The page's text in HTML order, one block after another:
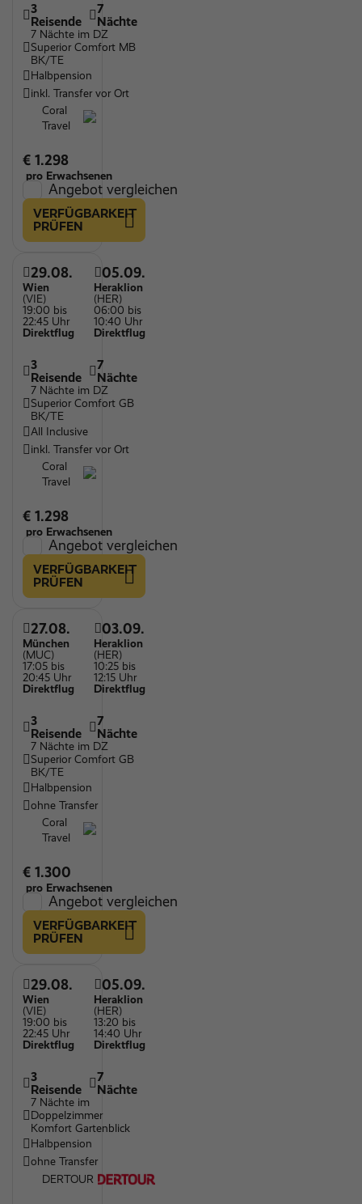
3
Reisende
7
Nächte
7 Nächte im DZ
Superior Comfort MB
BK/TE
Halbpension
inkl. Transfer vor Ort
Coral
Travel
€ 1.298
pro Erwachsenen
Angebot vergleichen
VERFÜGBARKEIT
PRÜFEN
29.08.
Wien
(VIE)
19:00 bis
22:45 Uhr
Direktflug
05.09.
Heraklion
(HER)
06:00 bis
10:40 Uhr
Direktflug
3
Reisende
7
Nächte
7 Nächte im DZ
Superior Comfort GB
BK/TE
All Inclusive
inkl. Transfer vor Ort
Coral
Travel
€ 1.298
pro Erwachsenen
Angebot vergleichen
VERFÜGBARKEIT
PRÜFEN
27.08.
München
(MUC)
17:05 bis
20:45 Uhr
Direktflug
03.09.
Heraklion
(HER)
10:25 bis
12:15 Uhr
Direktflug
3
Reisende
7
Nächte
7 Nächte im DZ
Superior Comfort GB
BK/TE
Halbpension
ohne Transfer
Coral
Travel
€ 1.300
pro Erwachsenen
Angebot vergleichen
VERFÜGBARKEIT
PRÜFEN
29.08.
Wien
(VIE)
19:00 bis
22:45 Uhr
Direktflug
05.09.
Heraklion
(HER)
13:20 bis
14:40 Uhr
Direktflug
3
Reisende
7
Nächte
7 Nächte im
Doppelzimmer
Komfort Gartenblick
Halbpension
ohne Transfer
DERTOUR